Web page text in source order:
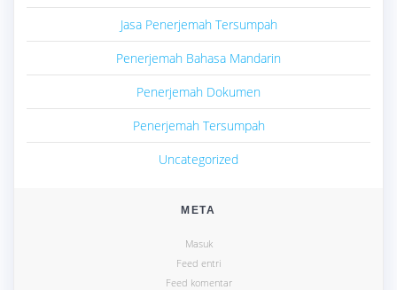
Jasa Penerjemah Tersumpah
Penerjemah Bahasa Mandarin
Penerjemah Dokumen
Penerjemah Tersumpah
Uncategorized
META
Masuk
Feed entri
Feed komentar